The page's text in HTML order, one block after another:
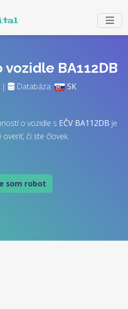
BA112DB
| Databáza: SK
o vozidle s EČV BA112DB je
či ste človek.
som robot